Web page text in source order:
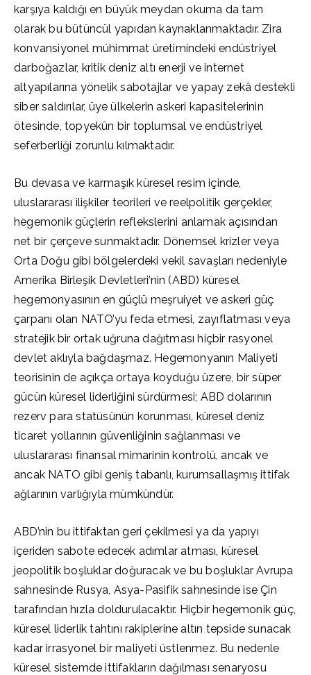
karşıya kaldığı en büyük meydan okuma da tam
olarak bu bütüncül yapıdan kaynaklanmaktadır. Zira
konvansiyonel mühimmat üretimindeki endüstriyel
darboğazlar, kritik deniz altı enerji ve internet
altyapılarına yönelik sabotajlar ve yapay zekâ destekli
siber saldırılar, üye ülkelerin askeri kapasitelerinin
ötesinde, topyekûn bir toplumsal ve endüstriyel
seferberliği zorunlu kılmaktadır.
Bu devasa ve karmaşık küresel resim içinde,
uluslararası ilişkiler teorileri ve reelpolitik gerçekler,
hegemonik güçlerin reflekslerini anlamak açısından
net bir çerçeve sunmaktadır. Dönemsel krizler veya
Orta Doğu gibi bölgelerdeki vekil savaşları nedeniyle
Amerika Birleşik Devletleri’nin (ABD) küresel
hegemonyasının en güçlü meşruiyet ve askeri güç
çarpanı olan NATO’yu feda etmesi, zayıflatması veya
stratejik bir ortak uğruna dağıtması hiçbir rasyonel
devlet aklıyla bağdaşmaz. Hegemonyanın Maliyeti
teorisinin de açıkça ortaya koyduğu üzere, bir süper
gücün küresel liderliğini sürdürmesi; ABD dolarının
rezerv para statüsünün korunması, küresel deniz
ticaret yollarının güvenliğinin sağlanması ve
uluslararası finansal mimarinin kontrolü, ancak ve
ancak NATO gibi geniş tabanlı, kurumsallaşmış ittifak
ağlarının varlığıyla mümkündür.
ABD’nin bu ittifaktan geri çekilmesi ya da yapıyı
içeriden sabote edecek adımlar atması, küresel
jeopolitik boşluklar doğuracak ve bu boşluklar Avrupa
sahnesinde Rusya, Asya-Pasifik sahnesinde ise Çin
tarafından hızla doldurulacaktır. Hiçbir hegemonik güç,
küresel liderlik tahtını rakiplerine altın tepside sunacak
kadar irrasyonel bir maliyeti üstlenmez. Bu nedenle
küresel sistemde ittifakların dağılması senaryosu